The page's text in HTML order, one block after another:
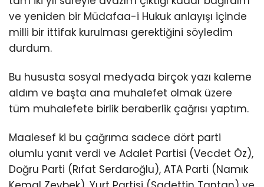
ve yeniden bir Müdafaa-i Hukuk anlayışı içinde
milli bir ittifak kurulması gerektiğini söyledim
durdum.
Bu hususta sosyal medyada birçok yazı kaleme
aldım ve başta ana muhalefet olmak üzere
tüm muhalefete birlik beraberlik çağrısı yaptım.
Maalesef ki bu çağrıma sadece dört parti
olumlu yanıt verdi ve Adalet Partisi (Vecdet Öz),
Doğru Parti (Rıfat Serdaroğlu), ATA Parti (Namık